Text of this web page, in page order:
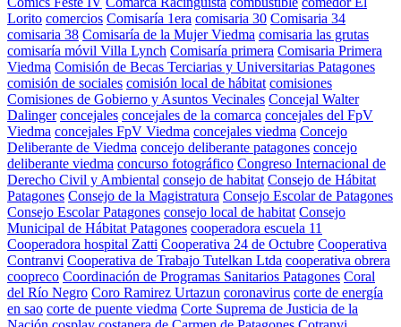
Lorito comercios Comisaría 1era comisaria 30 Comisaria 34
comisaria 38 Comisaría de la Mujer Viedma comisaria las grutas
comisaría móvil Villa Lynch Comisaría primera Comisaria Primera
Viedma Comisión de Becas Terciarias y Universitarias Patagones
comisión de sociales comisión local de hábitat comisiones
Comisiones de Gobierno y Asuntos Vecinales Concejal Walter
Dalinger concejales concejales de la comarca concejales del FpV
Viedma concejales FpV Viedma concejales viedma Concejo
Deliberante de Viedma concejo deliberante patagones concejo
deliberante viedma concurso fotográfico Congreso Internacional de
Derecho Civil y Ambiental consejo de habitat Consejo de Hábitat
Patagones Consejo de la Magistratura Consejo Escolar de Patagones
Consejo Escolar Patagones consejo local de habitat Consejo
Municipal de Hábitat Patagones cooperadora escuela 11
Cooperadora hospital Zatti Cooperativa 24 de Octubre Cooperativa
Contranvi Cooperativa de Trabajo Tutelkan Ltda cooperativa obrera
coopreco Coordinación de Programas Sanitarios Patagones Coral
del Río Negro Coro Ramirez Urtazun coronavirus corte de energía
en sao corte de puente viedma Corte Suprema de Justicia de la